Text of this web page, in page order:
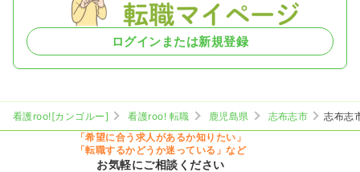
ログインまたは新規登録
看護roo![カンゴルー] 看護roo! 転職 鹿児島県 志布志市
志布志
「希望に合う求人があるか知りたい」
「転職するかどうか迷っている」など
お気軽にご相談ください